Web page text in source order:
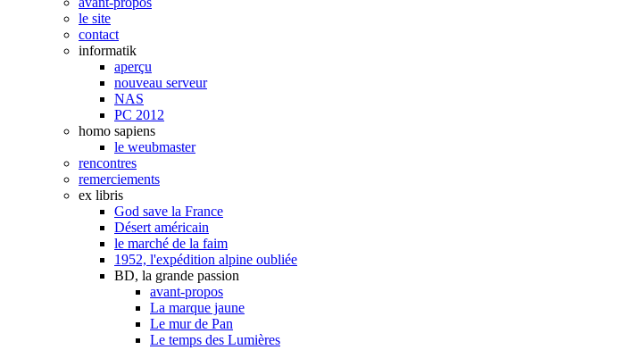
le site
contact
informatik
aperçu
nouveau serveur
NAS
PC 2012
homo sapiens
le weubmaster
rencontres
remerciements
ex libris
God save la France
Désert américain
le marché de la faim
1952, l'expédition alpine oubliée
BD, la grande passion
avant-propos
La marque jaune
Le mur de Pan
Le temps des Lumières